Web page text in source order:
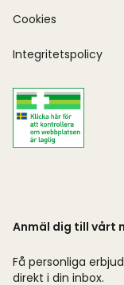
Cookies
Integritetspolicy
Anmäl dig till vårt
Få personliga
direkt i din inbox.